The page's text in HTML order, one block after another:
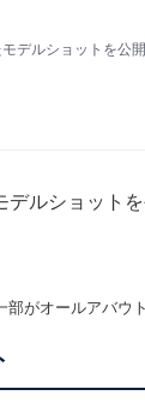
デルショットを公
ルショットを
がオールアバウ